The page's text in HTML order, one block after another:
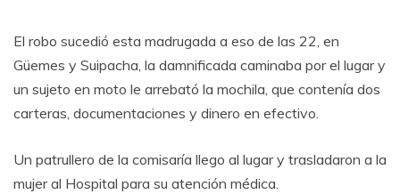
El robo sucedió esta madrugada a eso de las 22, en
Güemes y Suipacha, la damnificada caminaba por el lugar y
un sujeto en moto le arrebató la mochila, que contenía dos
carteras, documentaciones y dinero en efectivo.
Un patrullero de la comisaría llego al lugar y trasladaron a la
mujer al Hospital para su atención médica.